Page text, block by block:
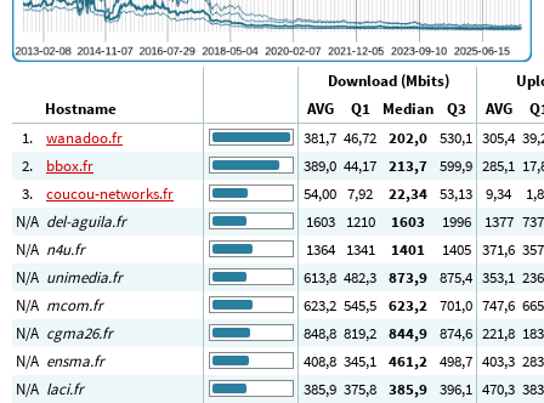
Download (Mbits)
Hostname
AVG Q1 Median Q3 AVG
1.
wanadoo.fr 381,7 46,72 202,0 530,1 305,4 39
2.
bbox.fr 389,0 44,17 213,7 599,9 285,1 17
3.
coucou-networks.fr 54,00 7,92 22,34 53,13 9,34 1
N/A del-aguila.fr 1603 1210 1603 1996 1377 737
N/A n4u.fr 1364 1341 1401 1405 371,6 357
N/A unimedia.fr 613,8 482,3 873,9 875,4 353,1 236
N/A mcom.fr 623,2 545,5 623,2 701,0 747,6 665
N/A cgma26.fr 848,8 819,2 844,9 874,6 221,8 183
N/A ensma.fr 408,8 345,1 461,2 498,7 403,3 283
N/A laci.fr 385,9 375,8 385,9 396,1 470,3 383